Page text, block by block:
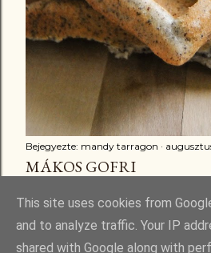
Bejegyezte: mandy tarragon
MÁKOS GOFRI
This site uses cookies from
and to analyze traffic. Your IP
shared with Google along with